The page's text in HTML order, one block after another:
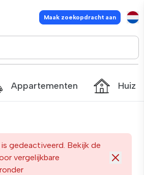
Maak zoekopdracht aan
Appartementen
gedeactiveerd. Bekijk de
vergelijkbare